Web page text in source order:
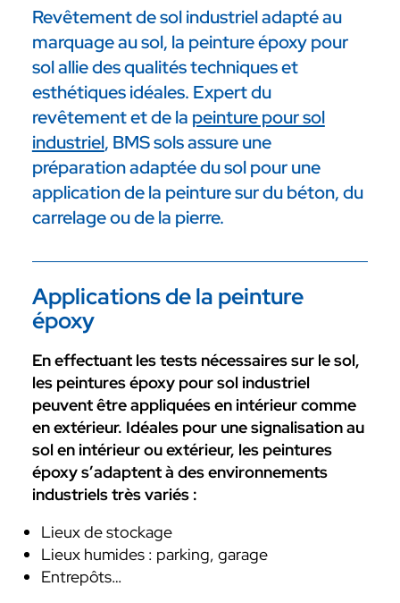
Revêtement de sol industriel adapté au
marquage au sol, la peinture époxy pour
sol allie des qualités techniques et
esthétiques idéales. Expert du
revêtement et de la peinture pour sol
industriel, BMS sols assure une
préparation adaptée du sol pour une
application de la peinture sur du béton, du
carrelage ou de la pierre.
Applications de la peinture
époxy
En effectuant les tests nécessaires sur le sol,
les peintures époxy pour sol industriel
peuvent être appliquées en intérieur comme
en extérieur. Idéales pour une signalisation au
sol en intérieur ou extérieur, les peintures
époxy s’adaptent à des environnements
industriels très variés :
Lieux de stockage
Lieux humides : parking, garage
Entrepôts…